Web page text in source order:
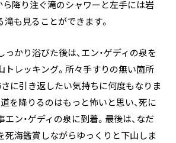
ら降り注ぐ滝のシャワーと左手には岩
も見ることができます。
かり浴びた後は、エン・ゲディの泉を
トレッキング。所々手すりの無い箇所
さに引き返したい気持ちに何度もなりま
を降りるのはもっと怖いと思い、死に
ン・ゲディの泉に到着。最後は、なだ
死海鑑賞しながらゆっくりと下山しま